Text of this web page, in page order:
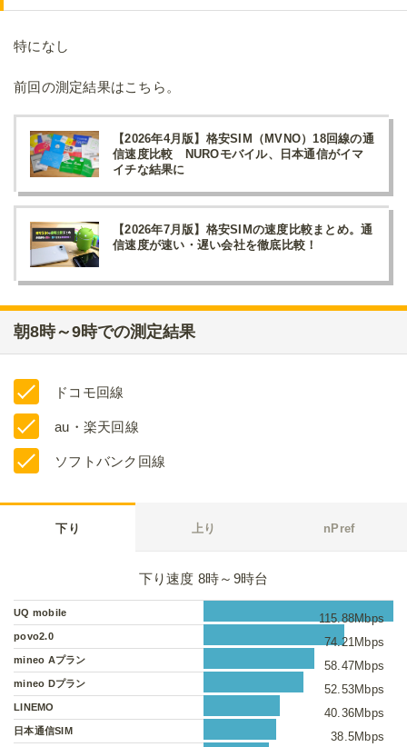
特になし
前回の測定結果はこちら。
【2026年4月版】格安SIM（MVNO）18回線の通
信速度比較 NUROモバイル、日本通信がイマ
イチな結果に
【2026年7月版】格安SIMの速度比較まとめ。通
信速度が速い・遅い会社を徹底比較！
朝8時～9時での測定結果
ドコモ回線
au・楽天回線
ソフトバンク回線
下り 上り nPref
下り速度 8時～9時台
UQ mobile 115.88Mbps
povo2.0 74.21Mbps
mineo Aプラン 58.47Mbps
mineo Dプラン 52.53Mbps
LINEMO 40.36Mbps
日本通信SIM 38.5Mbps